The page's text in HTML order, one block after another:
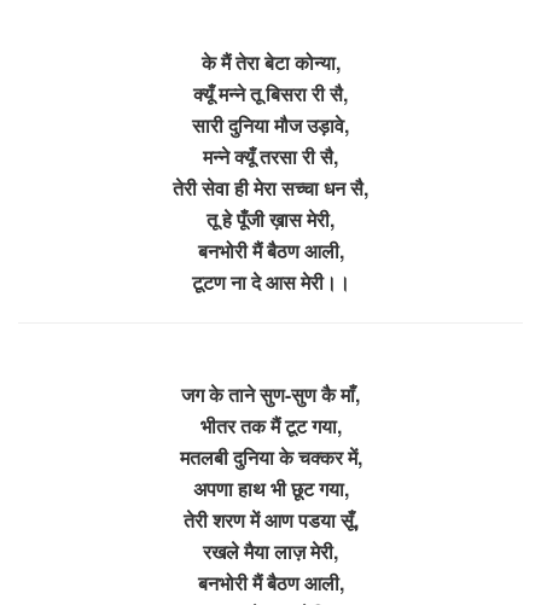
के मैं तेरा बेटा कोन्या,
क्यूँ मन्ने तू बिसरा री सै,
सारी दुनिया मौज उड़ावे,
मन्ने क्यूँ तरसा री सै,
तेरी सेवा ही मेरा सच्चा धन सै,
तू हे पूँजी ख़ास मेरी,
बनभोरी मैं बैठण आली,
टूटण ना दे आस मेरी।।
​जग के ताने सुण-सुण कै माँ,
भीतर तक मैं टूट गया,
मतलबी दुनिया के चक्कर में,
अपणा हाथ भी छूट गया,
तेरी शरण में आण पडया सूँ,
रखले मैया लाज़ मेरी,
बनभोरी मैं बैठण आली,